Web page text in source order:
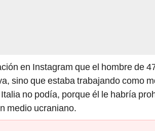
en Instagram que el hombre de
sino que estaba trabajando como
no podía, porque él le habría
medio ucraniano.